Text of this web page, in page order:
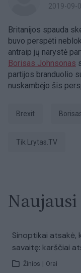
2019-09-
Britanijos spauda
buvo perspėti
antraip jų narystė
Borisas Johnsonas
partijos branduolio
nuskambėjo šis
Brexit
tik Lrytas.TV
Sinoptikai atsakė,
savaitę: karščiai
Žinios Orai